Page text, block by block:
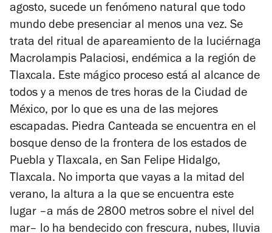
estrellas
agosto, sucede un fenómeno natural que todo
mundo debe presenciar al menos una vez. Se
trata del ritual de apareamiento de la luciérnaga
Macrolampis Palaciosi, endémica a la región de
Tlaxcala. Este mágico proceso está al alcance de
todos y a menos de tres horas de la Ciudad de
México, por lo que es una de las mejores
escapadas. Piedra Canteada se encuentra en el
bosque denso de la frontera de los estados de
Puebla y Tlaxcala, en San Felipe Hidalgo,
Tlaxcala. No importa que vayas a la mitad del
verano, la altura a la que se encuentra este
lugar –a más de 2800 metros sobre el nivel del
mar– lo ha bendecido con frescura, nubes, lluvia